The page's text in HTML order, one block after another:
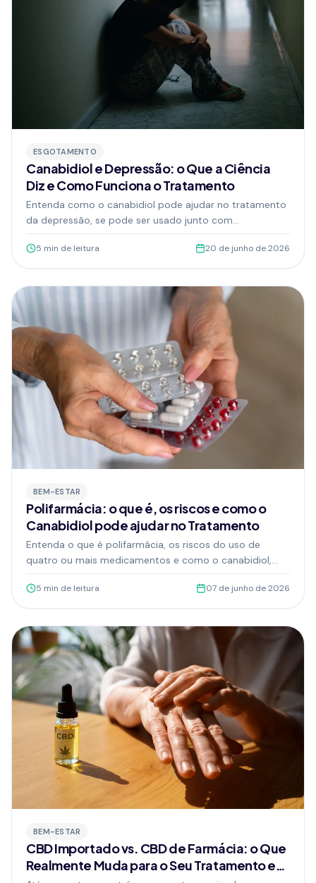
ESGOTAMENTO
Canabidiol e Depressão: o Que a Ciência
Diz e Como Funciona o Tratamento
Entenda como o canabidiol pode ajudar no tratamento
da depressão, se pode ser usado junto com
como iniciar com acompanhamento médico.
5 min de leitura 20 de junho de 2026
BEM-ESTAR
Polifarmácia: o que é, os riscos e como o
Canabidiol pode ajudar no Tratamento
Entenda o que é polifarmácia, os riscos do uso de
quatro ou mais medicamentos e como o canabidiol,
revisão do seu tratamento.
5 min de leitura 07 de junho de 2026
BEM-ESTAR
CBD Importado vs. CBD de Farmácia: o Que
Realmente Muda para o Seu Tratamento em